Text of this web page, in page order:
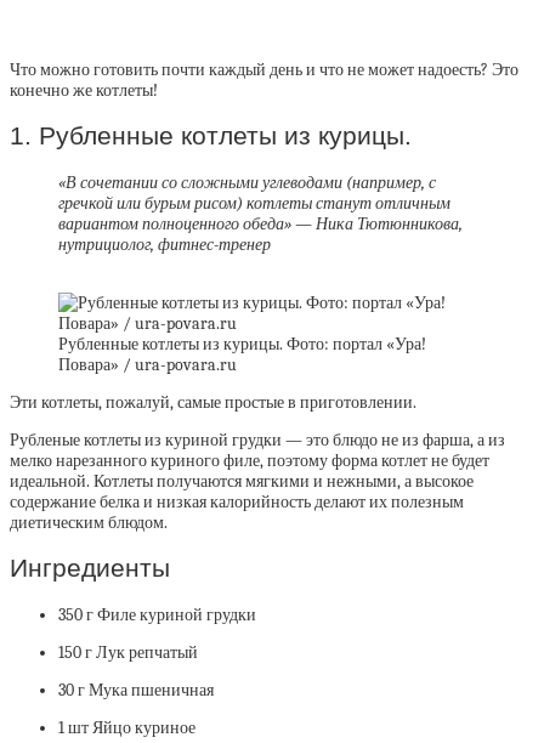
Что можно готовить почти каждый день и что не может надоесть? Это
конечно же котлеты!
1. Рубленные котлеты из курицы.
«В сочетании со сложными углеводами (например, с
гречкой или бурым рисом) котлеты станут отличным
вариантом полноценного обеда» — Ника Тютюнникова,
нутрициолог, фитнес-тренер
Рубленные котлеты из курицы. Фото: портал «Ура!
Повара» / ura-povara.ru
Эти котлеты, пожалуй, самые простые в приготовлении.
Рубленые котлеты из куриной грудки — это блюдо не из фарша, а из
мелко нарезанного куриного филе, поэтому форма котлет не будет
идеальной. Котлеты получаются мягкими и нежными, а высокое
содержание белка и низкая калорийность делают их полезным
диетическим блюдом.
Ингредиенты
350 г Филе куриной грудки
150 г Лук репчатый
30 г Мука пшеничная
1 шт Яйцо куриное